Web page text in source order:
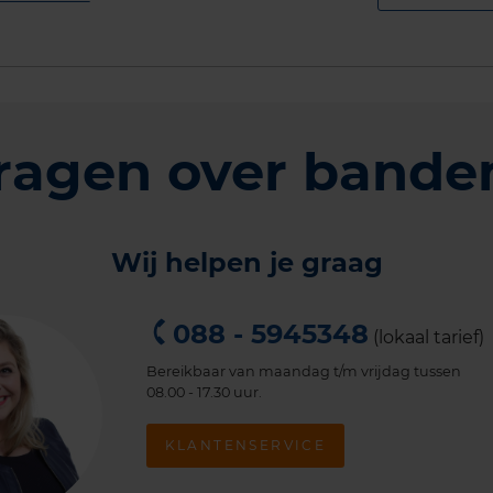
over
Wij helpen je graag
088 - 5945348 (lokaal tarief)
Bereikbaar van maandag t/m vrijdag tussen
08.00 - 17.30 uur.
KLANTENSERVICE